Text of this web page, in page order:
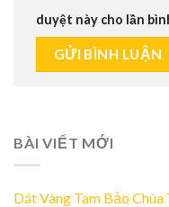
duyệt này cho lần
BÀI VIẾT MỚI
Dát Vàng Tam Bảo